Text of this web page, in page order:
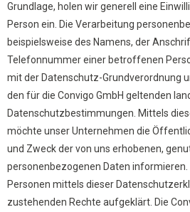
Grundlage, holen wir generell eine
Person ein. Die Verarbeitung
beispielsweise des Namens, der
Telefonnummer einer betroffenen
mit der Datenschutz-Grundverordnung
den für die Convigo GmbH geltenden
Datenschutzbestimmungen. Mittels
möchte unser Unternehmen die
und Zweck der von uns erhobenen,
personenbezogenen Daten
Personen mittels dieser
zustehenden Rechte aufgeklärt. Die